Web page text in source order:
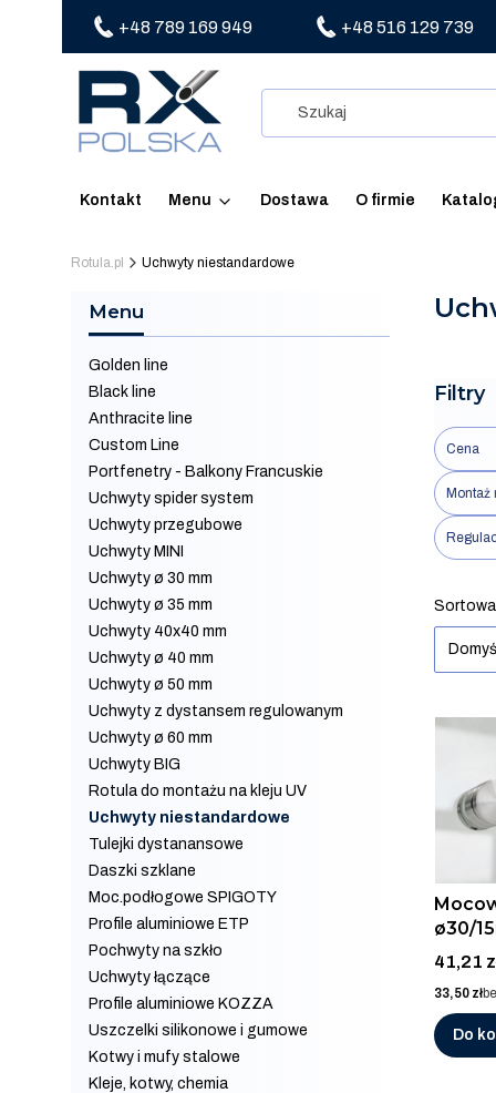
+48 789 169 949 +48 516 129 739
Kontakt Menu Dostawa O firmie
Rotula.pl Uchwyty niestandardowe
Menu
Golden line
Black line
Anthracite line
Custom Line
Portfenetry - Balkony Francuskie
Uchwyty spider system
Uchwyty przegubowe
Uchwyty MINI
Uchwyty ø 30 mm
Uchwyty ø 35 mm
Uchwyty 40x40 mm
Uchwyty ø 40 mm
Uchwyty ø 50 mm
Uchwyty z dystansem regulowanym
Uchwyty ø 60 mm
Uchwyty BIG
Rotula do montażu na kleju UV
Uchwyty niestandardowe
Tulejki dystanansowe
Daszki szklane
Moc.podłogowe SPIGOTY
Profile aluminiowe ETP
Pochwyty na szkło
Uchwyty łączące
Profile aluminiowe KOZZA
Uszczelki silikonowe i gumowe
Kotwy i mufy stalowe
Kleje, kotwy, chemia
Filtry
Cena
Montaż
Lista
ø30/
AISI
Cena
41,21
Cena
33,50 zł
Do